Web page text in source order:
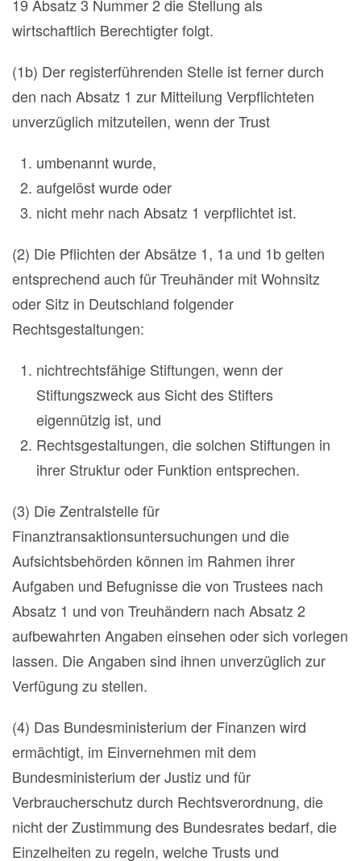
19 Absatz 3 Nummer 2 die Stellung als
wirtschaftlich Berechtigter folgt.
(1b) Der registerführenden Stelle ist ferner durch
den nach Absatz 1 zur Mitteilung Verpflichteten
unverzüglich mitzuteilen, wenn der Trust
umbenannt wurde,
aufgelöst wurde oder
nicht mehr nach Absatz 1 verpflichtet ist.
(2) Die Pflichten der Absätze 1, 1a und 1b gelten
entsprechend auch für Treuhänder mit Wohnsitz
oder Sitz in Deutschland folgender
Rechtsgestaltungen:
nichtrechtsfähige Stiftungen, wenn der
Stiftungszweck aus Sicht des Stifters
eigennützig ist, und
Rechtsgestaltungen, die solchen Stiftungen in
ihrer Struktur oder Funktion entsprechen.
(3) Die Zentralstelle für
Finanztransaktionsuntersuchungen und die
Aufsichtsbehörden können im Rahmen ihrer
Aufgaben und Befugnisse die von Trustees nach
Absatz 1 und von Treuhändern nach Absatz 2
aufbewahrten Angaben einsehen oder sich vorlegen
lassen. Die Angaben sind ihnen unverzüglich zur
Verfügung zu stellen.
(4) Das Bundesministerium der Finanzen wird
ermächtigt, im Einvernehmen mit dem
Bundesministerium der Justiz und für
Verbraucherschutz durch Rechtsverordnung, die
nicht der Zustimmung des Bundesrates bedarf, die
Einzelheiten zu regeln, welche Trusts und